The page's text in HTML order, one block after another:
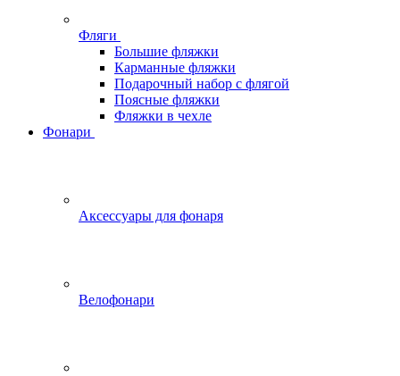
Фляги
Большие фляжки
Карманные фляжки
Подарочный набор с флягой
Поясные фляжки
Фляжки в чехле
Фонари
Аксессуары для фонаря
Велофонари